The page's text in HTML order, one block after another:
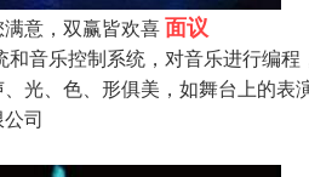
意，双赢皆欢喜面议
和音乐控制系统，对音乐进行编
光、色、形俱美，如舞台上的
司